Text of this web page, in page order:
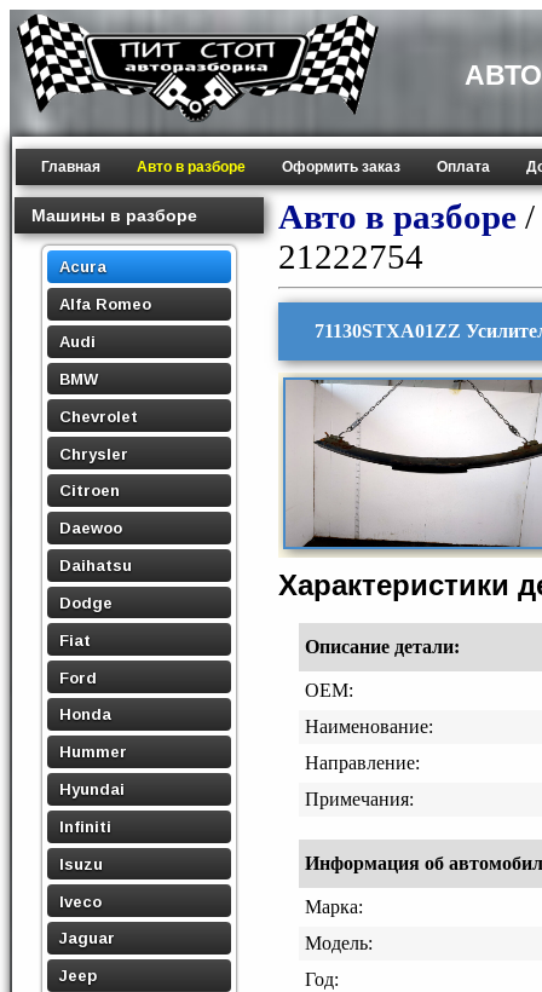
Главная Авто в разборе Оформить заказ Оплата
Машины в разборе
Acura
Alfa Romeo
Audi
BMW
Chevrolet
Chrysler
Citroen
Daewoo
Daihatsu
Dodge
Fiat
Ford
Honda
Hummer
Hyundai
Infiniti
Isuzu
Iveco
Jaguar
Jeep
Авто в разборе /
21222754
71130STXA01ZZ
Характеристики
Описание детали:
OEM:
Наименование:
Направление:
Примечания:
Информация об
Марка:
Модель:
Год: